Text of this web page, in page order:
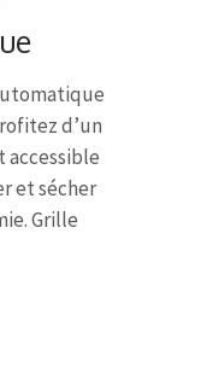
d’un
accessible
et sécher
Grille